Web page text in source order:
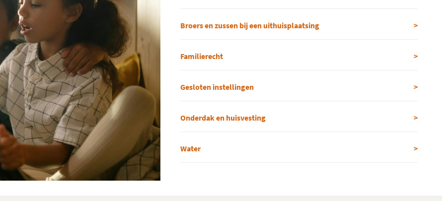
Broers en zussen bij een uithuisplaatsing
Familierecht
Gesloten instellingen
Onderdak en huisvesting
Water